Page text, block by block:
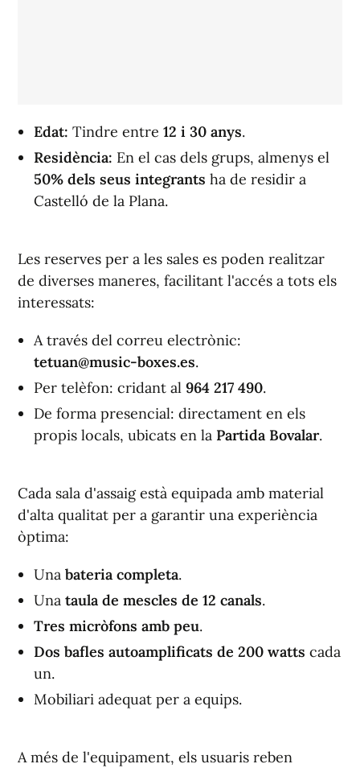
Edat: Tindre entre 12 i 30 anys.
Residència: En el cas dels grups, almenys el
50% dels seus integrants ha de residir a
Castelló de la Plana.
Les reserves per a les sales es poden realitzar
de diverses maneres, facilitant l'accés a tots els
interessats:
A través del correu electrònic:
tetuan@music-boxes.es.
Per telèfon: cridant al 964 217 490.
De forma presencial: directament en els
propis locals, ubicats en la Partida Bovalar.
Cada sala d'assaig està equipada amb material
d'alta qualitat per a garantir una experiència
òptima:
Una bateria completa.
Una taula de mescles de 12 canals.
Tres micròfons amb peu.
Dos bafles autoamplificats de 200 watts cada
un.
Mobiliari adequat per a equips.
A més de l'equipament, els usuaris reben